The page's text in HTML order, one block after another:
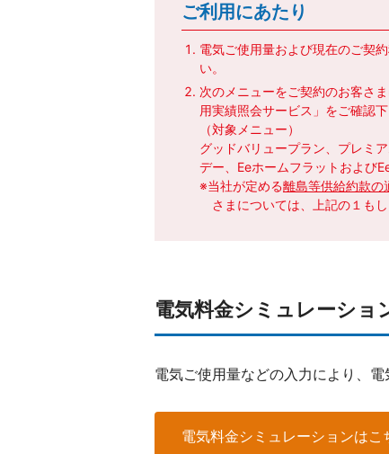
ご利用にあたり
電気ご使用量および現在のご契
い。
次のメニューをご契約のお客さ
用実績照会サービス」をご確認下
（対象メニュー）
グッドバリュープラン、プレミ
デー、Eeホームフラットおよび
※当社が定める離島等供給約款の
さまについては、上記の１も
電気料金シミュレーショ
電気ご使用量などの入力により、電
電気料金シミュレーションはこ